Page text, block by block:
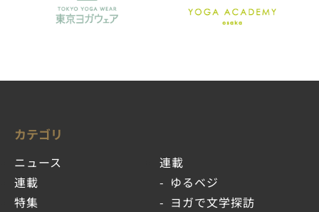
カテゴリ
ニュース
連載
特集
連載
ゆるベジ
ヨガで文学探訪